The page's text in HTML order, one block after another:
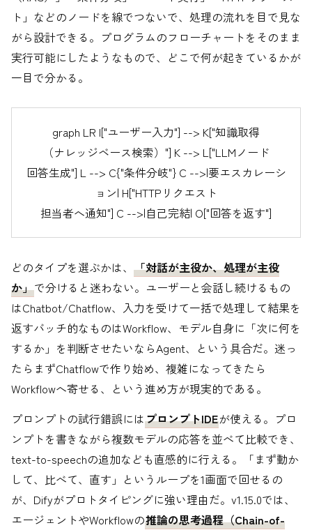
ト」などのノードを線でつないで、処理の流れを目で見な
がら設計できる。プログラムのフローチャートをそのまま
実行可能にしたようなもので、どこで何が起きているかが
一目で分かる。
graph LR I["ユーザー入力"] --> K["知識取得
（ナレッジベース検索）"] K --> L["LLMノード
回答生成"] L --> C{"条件分岐"} C -->|要エスカレーシ
ョン| H["HTTPリクエスト
担当者へ通知"] C -->|自己完結| O["回答を返す"]
どのタイプを選ぶかは、 「対話が主役か、処理が主役
か」で分けると迷わない。ユーザーと会話し続けるもの
はChatbot/Chatflow、入力を受けて一括で処理して結果を
返すバッチ的なものはWorkflow、モデル自身に「次に何を
するか」を判断させたいならAgent、という具合だ。迷っ
たらまずChatflowで作り始め、複雑になってきたら
Workflowへ寄せる、という進め方が現実的である。
プロンプトの試行錯誤にはプロンプトIDEが使える。プロ
ンプトを書きながら複数モデルの応答を並べて比較でき、
text-to-speechの追加なども直感的に行える。「まず動か
して、比べて、直す」というループを1画面で回せるの
が、Difyがプロトタイピングに強い理由だ。v1.15.0では、
エージェントやWorkflowの推論の思考過程（Chain-of-